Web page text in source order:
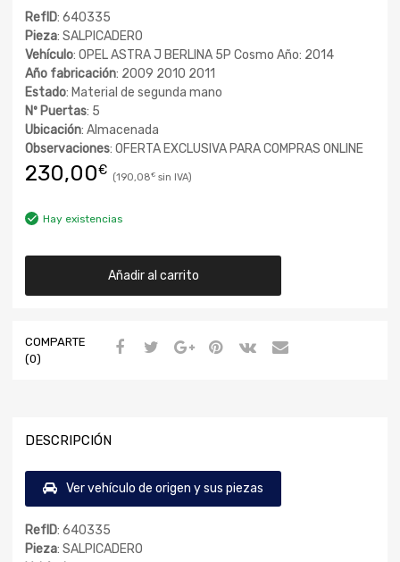
RefID: 640335
Pieza: SALPICADERO
Vehículo: OPEL ASTRA J BERLINA 5P Cosmo Año: 2014
Año fabricación: 2009 2010 2011
Estado: Material de segunda mano
Nº Puertas: 5
Ubicación: Almacenada
Observaciones: OFERTA EXCLUSIVA PARA COMPRAS ONLINE
230,00€ 190,08€
Hay existencias
Añadir al carrito
COMPARTE
(0)
DESCRIPCIÓN
Ver vehículo de origen y sus piezas
RefID: 640335
Pieza: SALPICADERO